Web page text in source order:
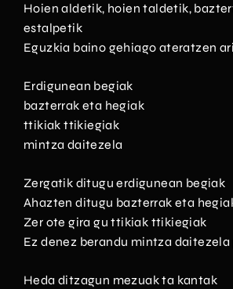
Hoien aldetik, hoien taldetik,
estalpetik
Eguzkia baino gehiago ateratzen
Erdigunean begiak
bazterrak eta hegiak
ttikiak ttikiegiak
mintza daitezela
Zergatik ditugu erdigunean begiak
Ahazten ditugu bazterrak eta
Zer ote gira gu ttikiak ttikiegiak
Ez denez berandu mintza
Heda ditzagun mezuak ta kantak